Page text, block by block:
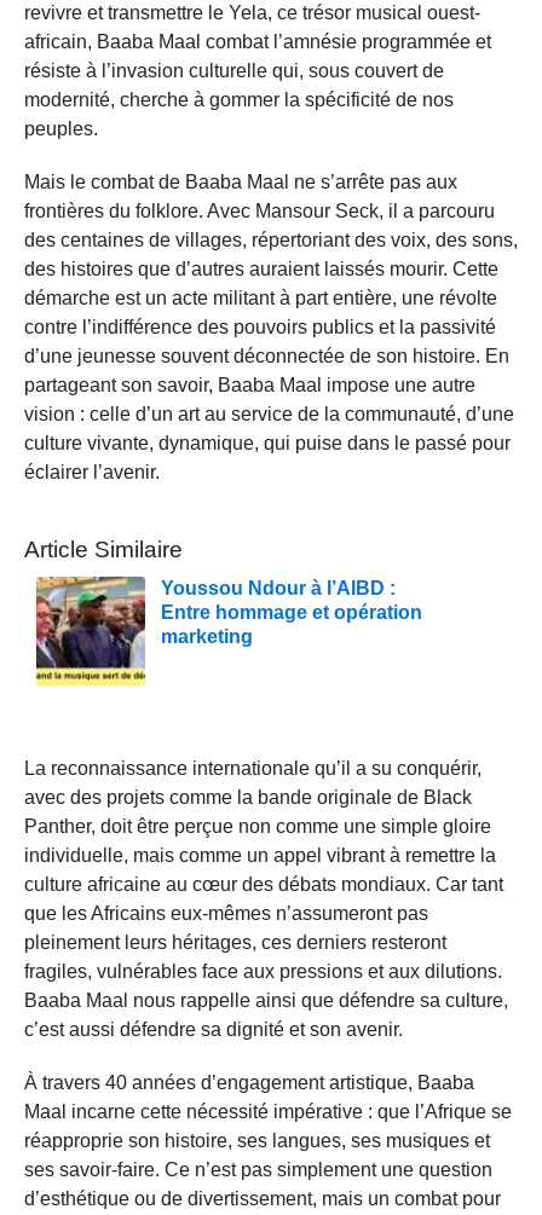
revivre et transmettre le Yela, ce trésor musical ouest-
africain, Baaba Maal combat l’amnésie programmée et
résiste à l’invasion culturelle qui, sous couvert de
modernité, cherche à gommer la spécificité de nos
peuples.
Mais le combat de Baaba Maal ne s’arrête pas aux
frontières du folklore. Avec Mansour Seck, il a parcouru
des centaines de villages, répertoriant des voix, des sons,
des histoires que d’autres auraient laissés mourir. Cette
démarche est un acte militant à part entière, une révolte
contre l’indifférence des pouvoirs publics et la passivité
d’une jeunesse souvent déconnectée de son histoire. En
partageant son savoir, Baaba Maal impose une autre
vision : celle d’un art au service de la communauté, d’une
culture vivante, dynamique, qui puise dans le passé pour
éclairer l’avenir.
Article Similaire
Youssou Ndour à l’AIBD :
Entre hommage et opération
marketing
La reconnaissance internationale qu’il a su conquérir,
avec des projets comme la bande originale de Black
Panther, doit être perçue non comme une simple gloire
individuelle, mais comme un appel vibrant à remettre la
culture africaine au cœur des débats mondiaux. Car tant
que les Africains eux-mêmes n’assumeront pas
pleinement leurs héritages, ces derniers resteront
fragiles, vulnérables face aux pressions et aux dilutions.
Baaba Maal nous rappelle ainsi que défendre sa culture,
c’est aussi défendre sa dignité et son avenir.
À travers 40 années d’engagement artistique, Baaba
Maal incarne cette nécessité impérative : que l’Afrique se
réapproprie son histoire, ses langues, ses musiques et
ses savoir-faire. Ce n’est pas simplement une question
d’esthétique ou de divertissement, mais un combat pour